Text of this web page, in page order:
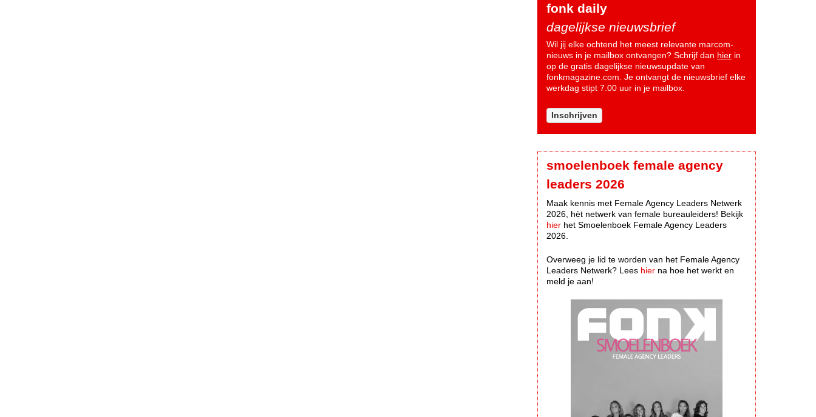
fonk daily
dagelijkse nieuwsbrief
Wil jij elke ochtend het meest relevante marcom-
nieuws in je mailbox ontvangen? Schrijf dan hier in
op de gratis dagelijkse nieuwsupdate van
fonkmagazine.com. Je ontvangt de nieuwsbrief elke
werkdag stipt 7.00 uur in je mailbox.
Inschrijven
smoelenboek female agency
leaders 2026
Maak kennis met Female Agency Leaders Netwerk
2026, hèt netwerk van female bureauleiders! Bekijk
hier het Smoelenboek Female Agency Leaders
2026.
Overweeg je lid te worden van het Female Agency
Leaders Netwerk? Lees hier na hoe het werkt en
meld je aan!